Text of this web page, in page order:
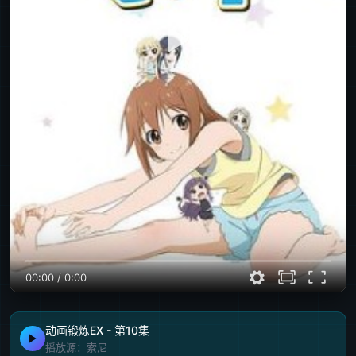
00:00/0:00
动画锻炼EX - 第10集
播放源：索尼